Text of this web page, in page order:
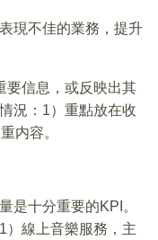
現不佳的業務，提升
要信息，或反映出其
況：1）重點放在收
内容。
是十分重要的KPI。
）線上音樂服務，主